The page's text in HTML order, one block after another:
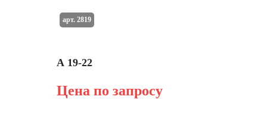
А 19-22
Цена по запросу
арт. 2819